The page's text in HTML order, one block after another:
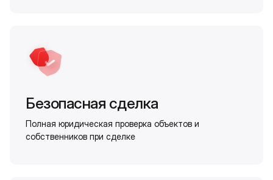
Безопасная сделка
Полная юридическая проверка объектов и
собственников при сделке